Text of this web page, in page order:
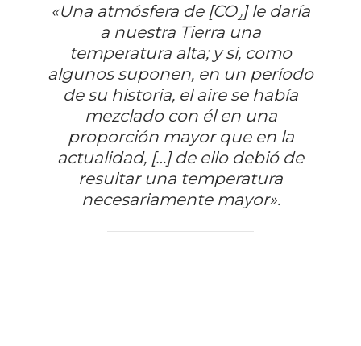
«Una atmósfera de [CO₂] le daría
a nuestra Tierra una
temperatura alta; y si, como
algunos suponen, en un período
de su historia, el aire se había
mezclado con él en una
proporción mayor que en la
actualidad, […] de ello debió de
resultar una temperatura
necesariamente mayor».